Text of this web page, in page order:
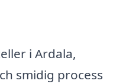
i Ardala,
smidig process